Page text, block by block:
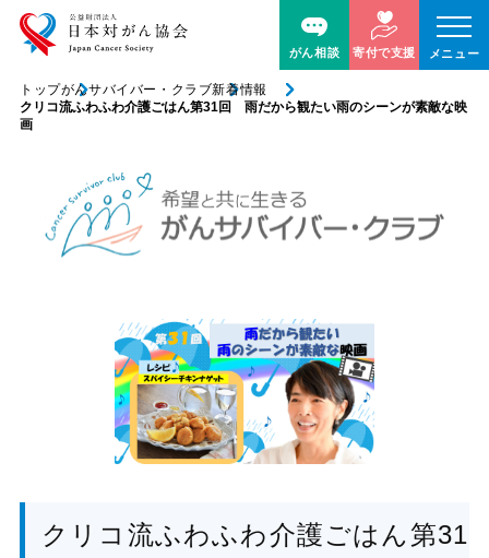
がん相談 寄付で支援 メニュー
トップがんサバイバー・クラブ新着情報
クリコ流ふわふわ介護ごはん第31回 雨だから観たい雨のシーンが素敵な映
画
クリコ流ふわふわ介護ごはん第31